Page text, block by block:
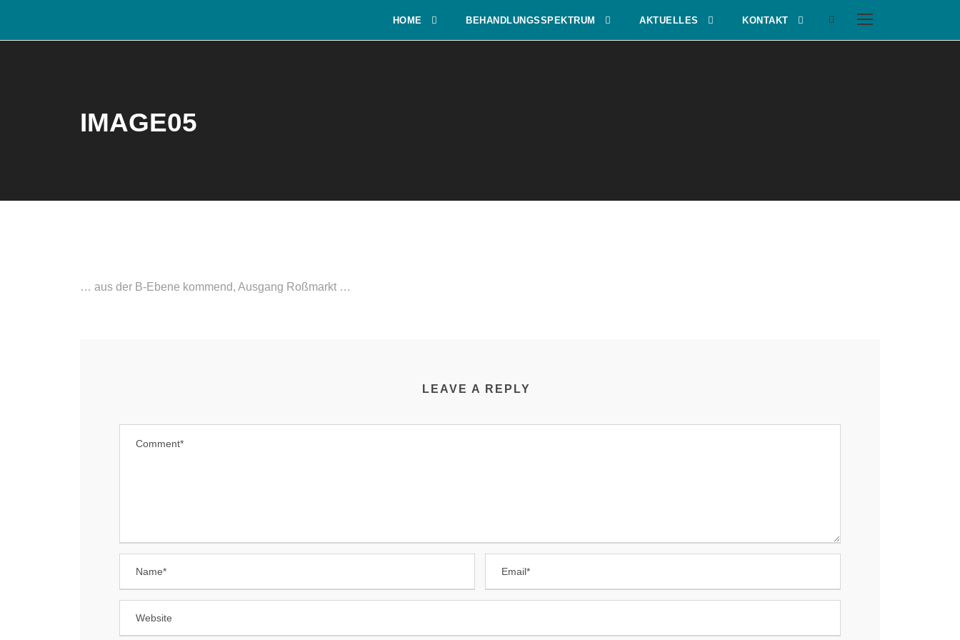
HOME BEHANDLUNGSSPEKTRUM AKTUELLES KONTAKT
IMAGE05
… aus der B-Ebene kommend, Ausgang Roßmarkt …
LEAVE A REPLY